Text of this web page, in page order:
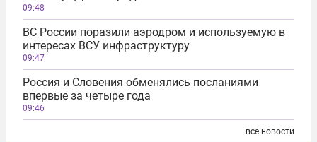
09:48
ВС России поразили аэродром и используемую в
интересах ВСУ инфраструктуру
09:47
Россия и Словения обменялись посланиями
впервые за четыре года
09:46
все новости